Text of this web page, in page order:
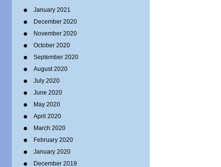
January 2021
December 2020
November 2020
October 2020
September 2020
August 2020
July 2020
June 2020
May 2020
April 2020
March 2020
February 2020
January 2020
December 2019